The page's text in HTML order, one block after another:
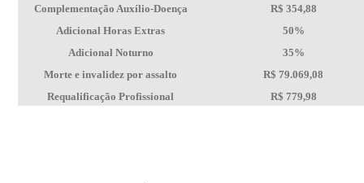
Complementação Auxílio-Doença
R$ 354,88
Adicional Horas Extras
50%
Adicional Noturno
35%
Morte e invalidez por assalto
R$ 79.069,08
Requalificação Profissional
R$ 779,98